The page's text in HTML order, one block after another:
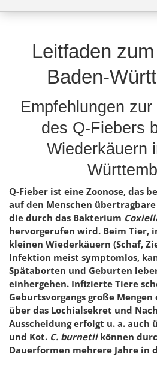
Leitfaden
Baden-
Empfehlungen
des Q-Fiebers
Wiederkäuern
Q-Fieber ist eine Zoonose, das
auf den Menschen
die durch das Bakterium
hervorgerufen wird. Beim Tier,
kleinen Wiederkäuern (Schaf,
Infektion meist symptomlos,
Spätaborten und Geburten
einhergehen. Infizierte Tiere
Geburtsvorgangs große Mengen
über das Lochialsekret und
Ausscheidung erfolgt u. a. auch
und Kot. C. burnetiikönnen
Dauerformen mehrere Jahre in